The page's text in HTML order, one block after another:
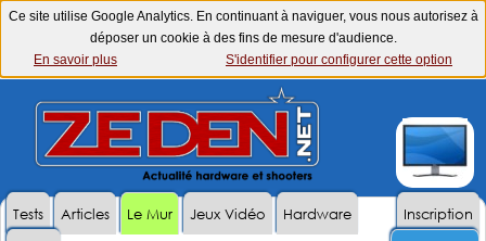
Ce site utilise Google Analytics. En continuant à naviguer, vous nous autorisez à
déposer un cookie à des fins de mesure d'audience.
En savoir plus
S'identifier pour configurer cette option
Inscription
Tests Articles Le Mur Jeux Vidéo
Hardware